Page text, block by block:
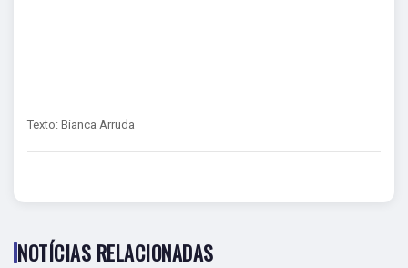
Texto: Bianca Arruda
NOTÍCIAS RELACIONADAS